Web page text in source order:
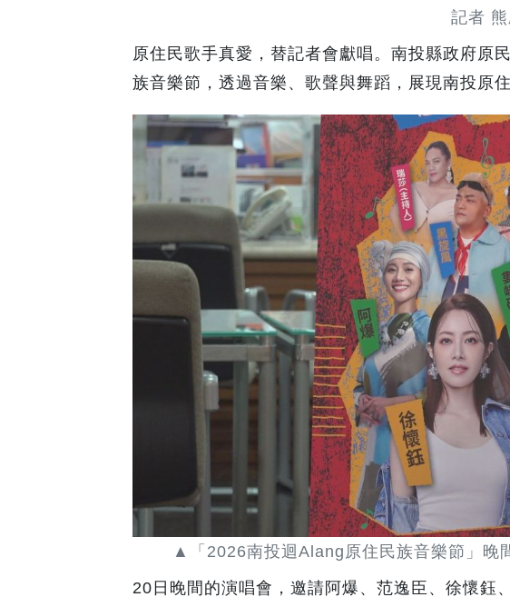
記者
原住民歌手真愛，替記者會獻唱。南投縣政府原
族音樂節，透過音樂、歌聲與舞蹈，展現南投原
▲「2026南投迴Alang原住民族音樂節」晚
20日晚間的演唱會，邀請阿爆、范逸臣、徐懷鈺